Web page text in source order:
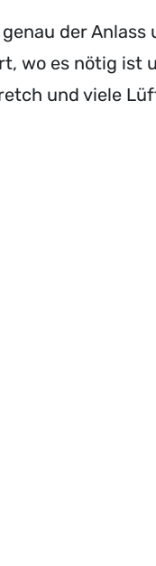
der Anlass
wo es nötig ist
und viele